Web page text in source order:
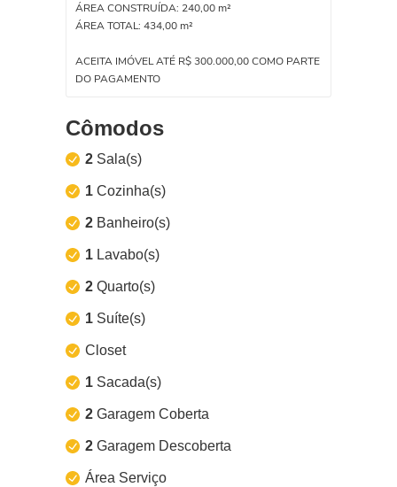
ÁREA CONSTRUÍDA: 240,00 m²
ÁREA TOTAL: 434,00 m²
ACEITA IMÓVEL ATÉ R$ 300.000,00 COMO PARTE
DO PAGAMENTO
Cômodos
2 Sala(s)
1 Cozinha(s)
2 Banheiro(s)
1 Lavabo(s)
2 Quarto(s)
1 Suíte(s)
Closet
1 Sacada(s)
2 Garagem Coberta
2 Garagem Descoberta
Área Serviço